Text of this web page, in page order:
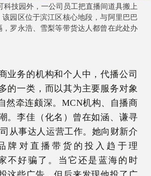
科技园外，一公司员工把直播间道具搬上
园区位于滨江区核心地段，与阿里巴巴
，罗永浩、雪梨等带货达人都曾在此处办
业务的机构和个人中，代播公司
的一类，而以其为主要服务对象
然牵连颇深。MCN机构、自播商
。李佳（化名）曾在如涵、谦寻
从事达人运营工作。她向财新介
牌对直播带货的投入趋于理
不好骗了。当它还是蓝海的时